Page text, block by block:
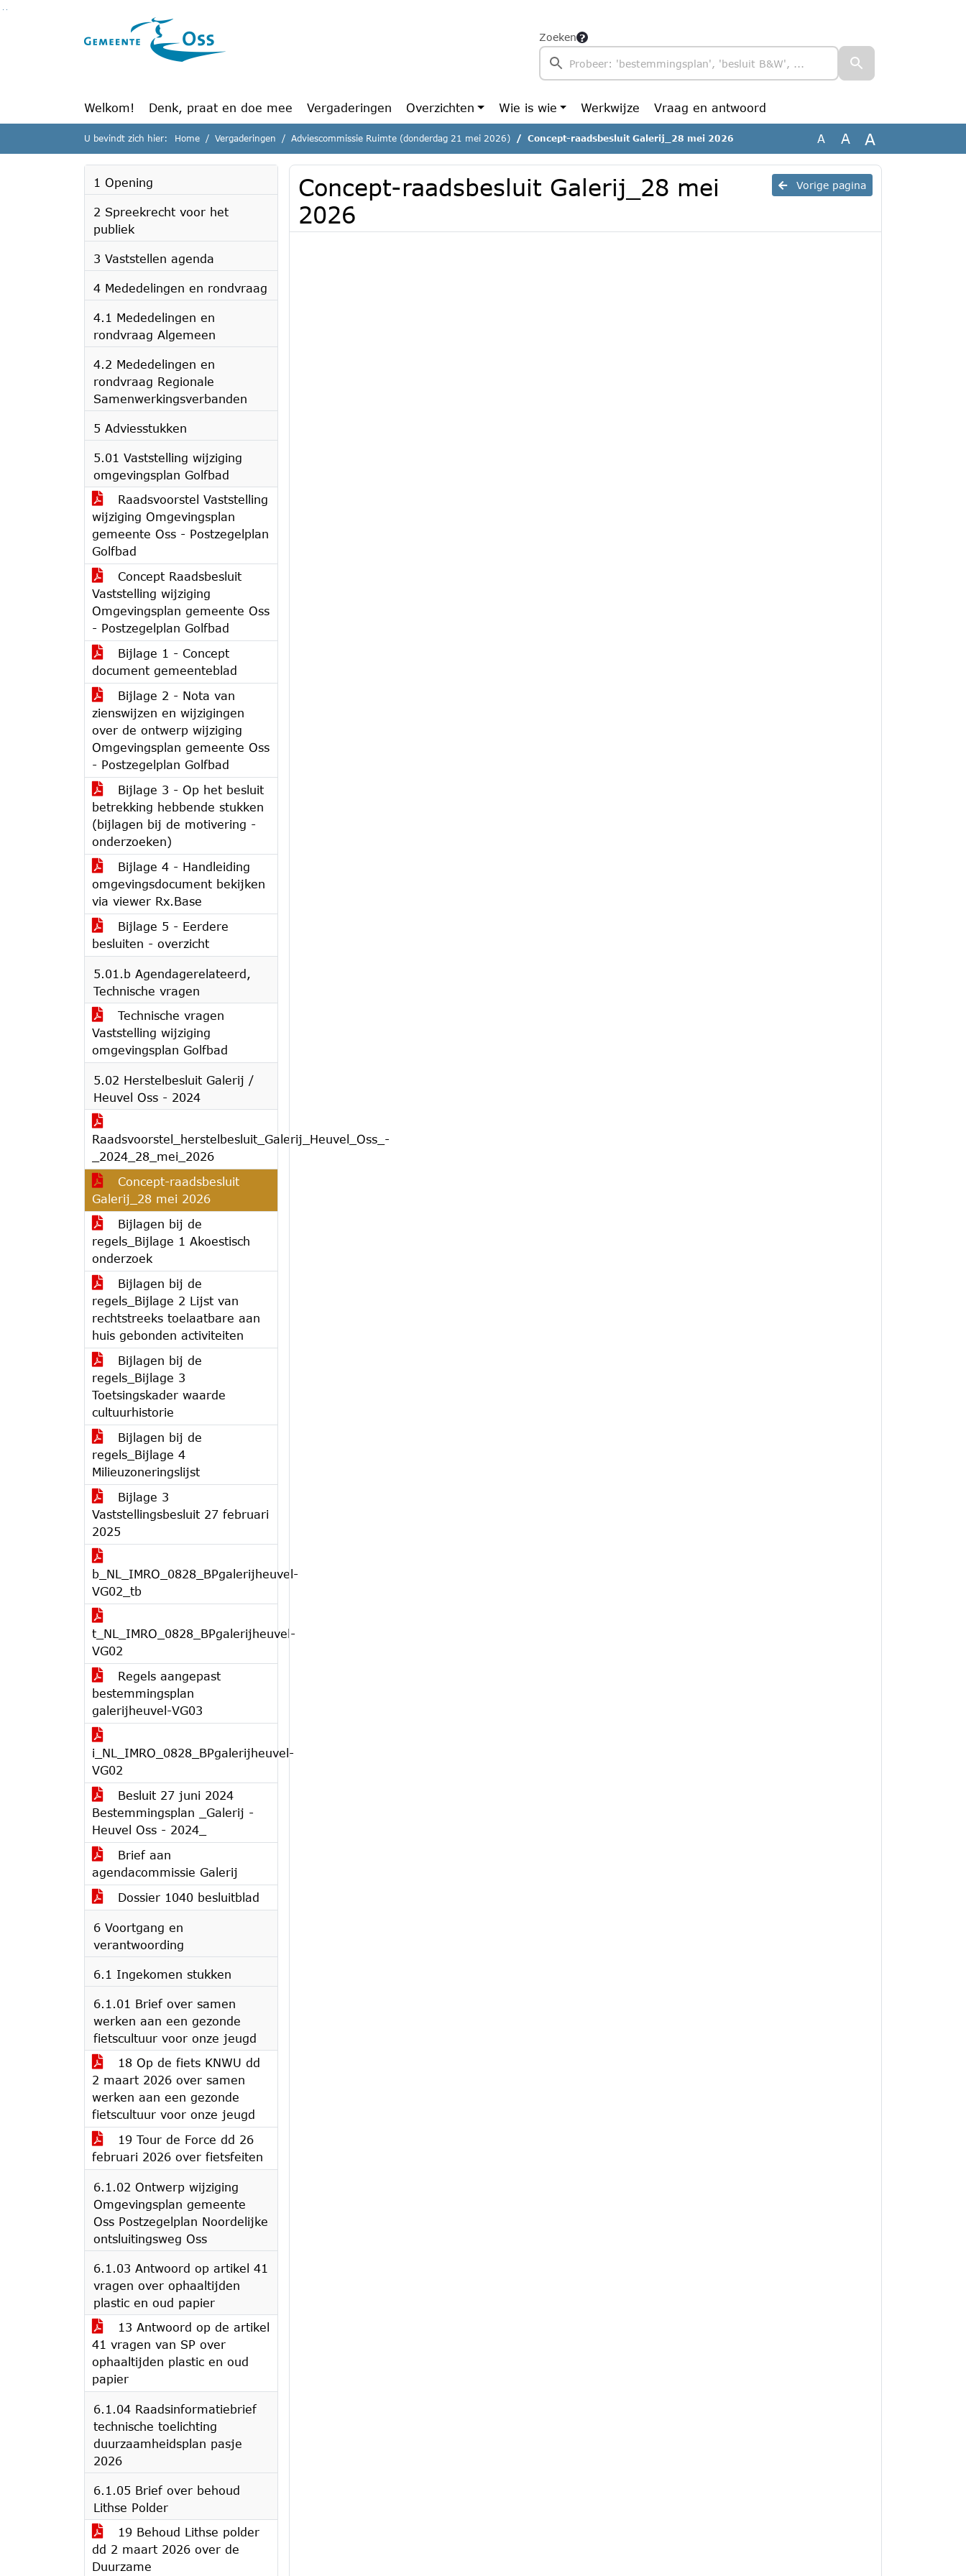
Ga naar de inhoud van deze pagina
Zoeken
Welkom! Denk, praat en doe mee Vergaderingen Overzichten Wie is wie Werkwijze Vraag en antwoord
U bevindt zich hier: Home Vergaderingen Adviescommissie Ruimte (donderdag 21 mei 2026) Concept-raadsbesluit Galerij_28 mei 2026 A A A
1 Opening
2 Spreekrecht voor het
publiek
3 Vaststellen agenda
4 Mededelingen en rondvraag
4.1 Mededelingen en
rondvraag Algemeen
4.2 Mededelingen en
rondvraag Regionale
Samenwerkingsverbanden
5 Adviesstukken
5.01 Vaststelling wijziging
omgevingsplan Golfbad
Raadsvoorstel Vaststelling
wijziging Omgevingsplan
gemeente Oss - Postzegelplan
Golfbad
Concept Raadsbesluit
Vaststelling wijziging
Omgevingsplan gemeente Oss
- Postzegelplan Golfbad
Bijlage 1 - Concept
document gemeenteblad
Bijlage 2 - Nota van
zienswijzen en wijzigingen
over de ontwerp wijziging
Omgevingsplan gemeente Oss
- Postzegelplan Golfbad
Bijlage 3 - Op het besluit
betrekking hebbende stukken
(bijlagen bij de motivering -
onderzoeken)
Bijlage 4 - Handleiding
omgevingsdocument bekijken
via viewer Rx.Base
Bijlage 5 - Eerdere
besluiten - overzicht
5.01.b Agendagerelateerd,
Technische vragen
Technische vragen
Vaststelling wijziging
omgevingsplan Golfbad
5.02 Herstelbesluit Galerij /
Heuvel Oss - 2024
Raadsvoorstel_herstelbesluit_Galerij_Heuvel_Oss_-
_2024_28_mei_2026
Concept-raadsbesluit
Galerij_28 mei 2026
Bijlagen bij de
regels_Bijlage 1 Akoestisch
onderzoek
Bijlagen bij de
regels_Bijlage 2 Lijst van
rechtstreeks toelaatbare aan
huis gebonden activiteiten
Bijlagen bij de
regels_Bijlage 3
Toetsingskader waarde
cultuurhistorie
Bijlagen bij de
regels_Bijlage 4
Milieuzoneringslijst
Bijlage 3
Vaststellingsbesluit 27 februari
2025
b_NL_IMRO_0828_BPgalerijheuvel-
VG02_tb
t_NL_IMRO_0828_BPgalerijheuvel-
VG02
Regels aangepast
bestemmingsplan
galerijheuvel-VG03
i_NL_IMRO_0828_BPgalerijheuvel-
VG02
Besluit 27 juni 2024
Bestemmingsplan _Galerij -
Heuvel Oss - 2024_
Brief aan
agendacommissie Galerij
Dossier 1040 besluitblad
6 Voortgang en
verantwoording
6.1 Ingekomen stukken
6.1.01 Brief over samen
werken aan een gezonde
fietscultuur voor onze jeugd
18 Op de fiets KNWU dd
2 maart 2026 over samen
werken aan een gezonde
fietscultuur voor onze jeugd
19 Tour de Force dd 26
februari 2026 over fietsfeiten
6.1.02 Ontwerp wijziging
Omgevingsplan gemeente
Oss Postzegelplan Noordelijke
ontsluitingsweg Oss
6.1.03 Antwoord op artikel 41
vragen over ophaaltijden
plastic en oud papier
13 Antwoord op de artikel
41 vragen van SP over
ophaaltijden plastic en oud
papier
6.1.04 Raadsinformatiebrief
technische toelichting
duurzaamheidsplan pasje
2026
6.1.05 Brief over behoud
Lithse Polder
19 Behoud Lithse polder
dd 2 maart 2026 over de
Duurzame
Vorige pagina
Concept-raadsbesluit Galerij_28 mei
2026